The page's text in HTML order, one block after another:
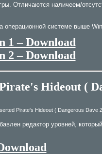
Отличаются наличеем/
операционной системе выше
1 – Download
2 – Download
Hideout (
редактор уровней,